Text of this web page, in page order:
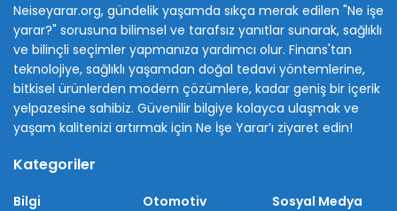
Neiseyarar.org, gündelik yaşamda sıkça merak edilen "Ne işe
yarar?" sorusuna bilimsel ve tarafsız yanıtlar sunarak, sağlıklı
ve bilinçli seçimler yapmanıza yardımcı olur. Finans'tan
teknolojiye, sağlıklı yaşamdan doğal tedavi yöntemlerine,
bitkisel ürünlerden modern çözümlere, kadar geniş bir içerik
yelpazesine sahibiz. Güvenilir bilgiye kolayca ulaşmak ve
yaşam kalitenizi artırmak için Ne İşe Yarar’ı ziyaret edin!
Kategoriler
Bilgi
Otomotiv
Sosyal Medya